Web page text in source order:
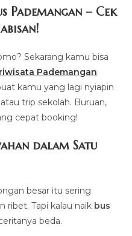
Pademangan – Cek
Sekarang kamu bisa
Pademangan
kamu yang lagi nyiapin
trip sekolah. Buruan,
cepat booking!
dalam Satu
besar itu sering
ribet. Tapi kalau naik bus
beda.